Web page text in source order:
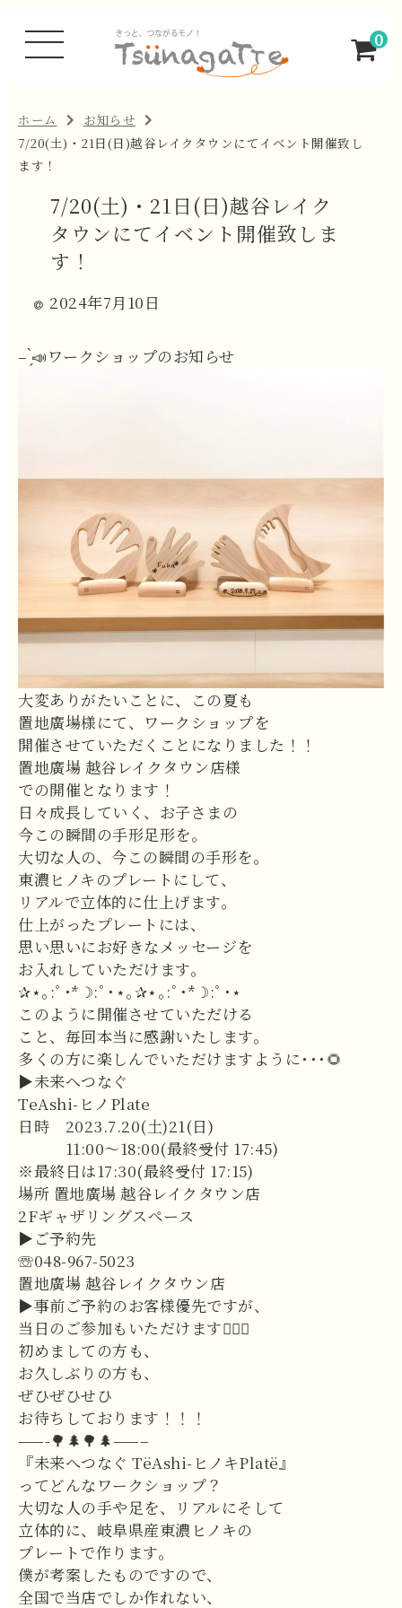
0
ホーム
お知らせ
7/20(土)・21日(日)越谷レイクタウンにてイベント開催致し
ます！
7/20(土)・21日(日)越谷レイク
タウンにてイベント開催致しま
す！
2024年7月10日
– ̗̀📣ワークショップのお知らせ
大変ありがたいことに、この夏も
置地廣場様にて、ワークショップを
開催させていただくことになりました！！
置地廣場 越谷レイクタウン店様
での開催となります！
日々成長していく、お子さまの
今この瞬間の手形足形を。
大切な人の、今この瞬間の手形を。
東濃ヒノキのプレートにして、
リアルで立体的に仕上げます。
仕上がったプレートには、
思い思いにお好きなメッセージを
お入れしていただけます。
✰⋆｡:ﾟ･*☽:ﾟ･⋆｡✰⋆｡:ﾟ･*☽:ﾟ･⋆
このように開催させていただける
こと、毎回本当に感謝いたします。
多くの方に楽しんでいただけますように･･･🌻
▶未来へつなぐ
TeAshi-ヒノPlate
日時 2023.7.20(土)21(日)
11:00～18:00(最終受付 17:45)
※最終日は17:30(最終受付 17:15)
場所 置地廣場 越谷レイクタウン店
2Fギャザリングスペース
▶ご予約先
☏048-967-5023
置地廣場 越谷レイクタウン店
▶事前ご予約のお客様優先ですが、
当日のご参加もいただけます🙆🏻‍♀️
初めましての方も、
お久しぶりの方も、
ぜひぜひせひ
お待ちしております！！！
——-🌳🌲🌳🌲——–
『未来へつなぐ TëAshi-ヒノキPlatë』
ってどんなワークショップ？
大切な人の手や足を、リアルにそして
立体的に、岐阜県産東濃ヒノキの
プレートで作ります。
僕が考案したものですので、
全国で当店でしか作れない、